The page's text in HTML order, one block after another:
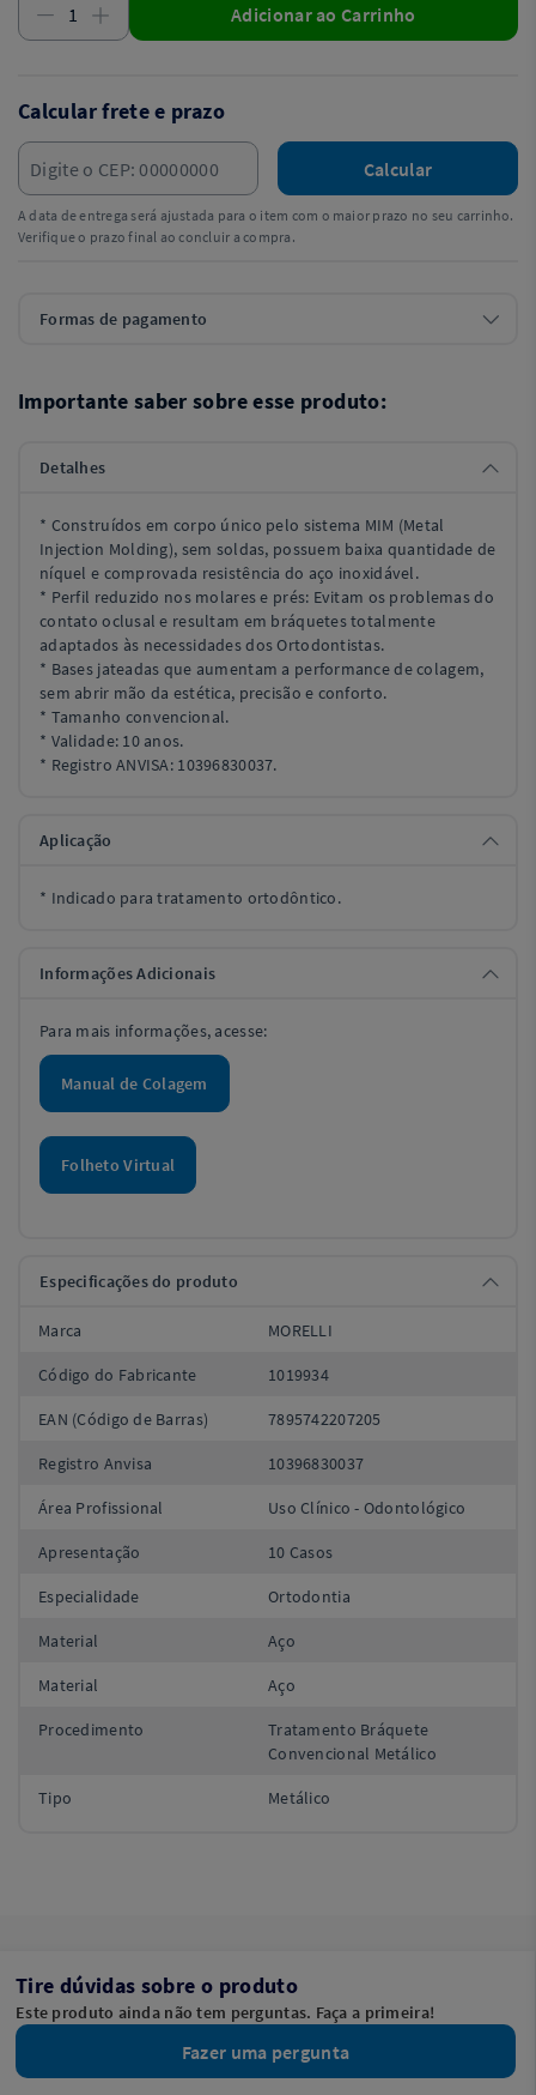
Adicionar ao Carrinho
Calcular frete e prazo
Calcular
A data de entrega será ajustada para o item com o maior prazo no seu carrinho.
Verifique o prazo final ao concluir a compra.
Formas de pagamento
Importante saber sobre esse produto:
Detalhes
* Construídos em corpo único pelo sistema MIM (Metal
Injection Molding), sem soldas, possuem baixa quantidade de
níquel e comprovada resistência do aço inoxidável.
* Perfil reduzido nos molares e prés: Evitam os problemas do
contato oclusal e resultam em bráquetes totalmente
adaptados às necessidades dos Ortodontistas.
* Bases jateadas que aumentam a performance de colagem,
sem abrir mão da estética, precisão e conforto.
* Tamanho convencional.
* Validade: 10 anos.
* Registro ANVISA: 10396830037.
Aplicação
* Indicado para tratamento ortodôntico.
Informações Adicionais
Para mais informações, acesse:
Manual de Colagem
Folheto Virtual
Especificações do produto
Marca MORELLI
Código do Fabricante 1019934
EAN (Código de Barras) 7895742207205
Registro Anvisa 10396830037
Área Profissional Uso Clínico - Odontológico
Apresentação 10 Casos
Especialidade Ortodontia
Material Aço
Material Aço
Procedimento
Tratamento Bráquete
Convencional Metálico
Tipo Metálico
Tire dúvidas sobre o produto
Este produto ainda não tem perguntas. Faça a primeira!
Fazer uma pergunta